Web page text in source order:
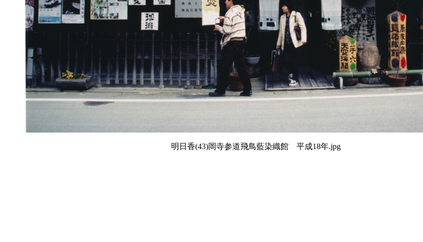
明日香(43)岡寺参道飛鳥藍染織館 平成18年.jpg